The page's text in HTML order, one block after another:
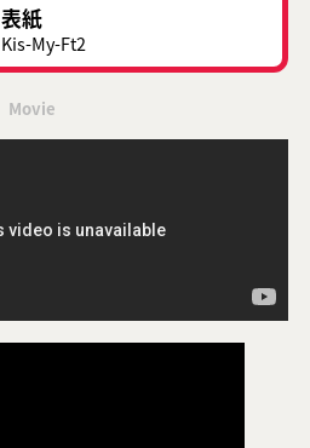
表紙
Kis-My-Ft2
Movie